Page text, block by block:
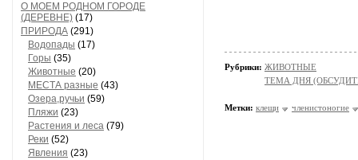
О МОЕМ РОДНОМ ГОРОДЕ
(ДЕРЕВНЕ) (17)
ПРИРОДА (291)
Водопады (17)
Горы (35)
Животные (20)
МЕСТА разные (43)
Озера,ручьи (59)
Пляжи (23)
Растения и леса (79)
Реки (52)
Явления (23)
Рубрики: ЖИВОТНЫЕ
ТЕМА ДНЯ
Метки: клещи членистоногие